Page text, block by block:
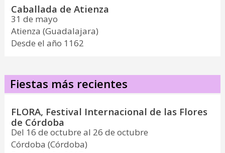
Caballada de Atienza
31 de mayo
Atienza (Guadalajara)
Desde el año 1162
Fiestas más recientes
FLORA, Festival Internacional de las Flores
de Córdoba
Del 16 de octubre al 26 de octubre
Córdoba (Córdoba)